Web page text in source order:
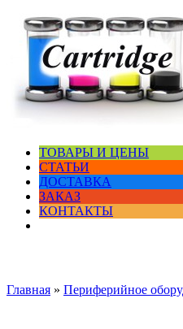
ТОВАРЫ И ЦЕНЫ
СТАТЬИ
ДОСТАВКА
ЗАКАЗ
КОНТАКТЫ
Главная » Периферийное